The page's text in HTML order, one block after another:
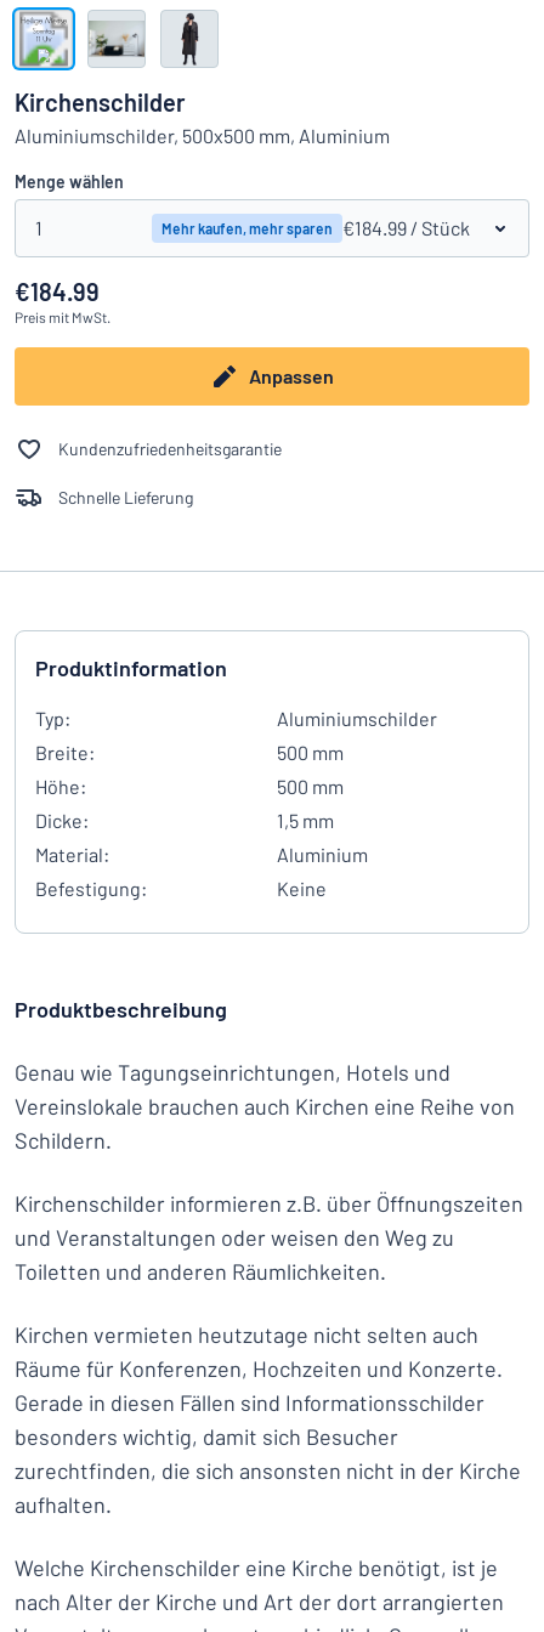
Das Gesuchte nicht gefunden? Schild hier entwerfen
Alle Kategorien anzeigen
Einloggen
Kundenservice
Privat
Kirchenschilder
Aluminiumschilder, 500x500 mm, Aluminium
Menge wählen
1 Mehr kaufen, mehr sparen €184.99 / Stück
€184.99
Preis mit MwSt.
Anpassen
Kundenzufriedenheitsgarantie
Schnelle Lieferung
Produktinformation
Typ:
Aluminiumschilder
Breite:
500 mm
Höhe:
500 mm
Dicke:
1,5 mm
Material:
Aluminium
Befestigung:
Keine
Produktbeschreibung
Genau wie Tagungseinrichtungen, Hotels und
Vereinslokale brauchen auch Kirchen eine Reihe von
Schildern.
Kirchenschilder informieren z.B. über Öffnungszeiten
und Veranstaltungen oder weisen den Weg zu
Toiletten und anderen Räumlichkeiten.
Kirchen vermieten heutzutage nicht selten auch
Räume für Konferenzen, Hochzeiten und Konzerte.
Gerade in diesen Fällen sind Informationsschilder
besonders wichtig, damit sich Besucher
zurechtfinden, die sich ansonsten nicht in der Kirche
aufhalten.
Welche Kirchenschilder eine Kirche benötigt, ist je
nach Alter der Kirche und Art der dort arrangierten